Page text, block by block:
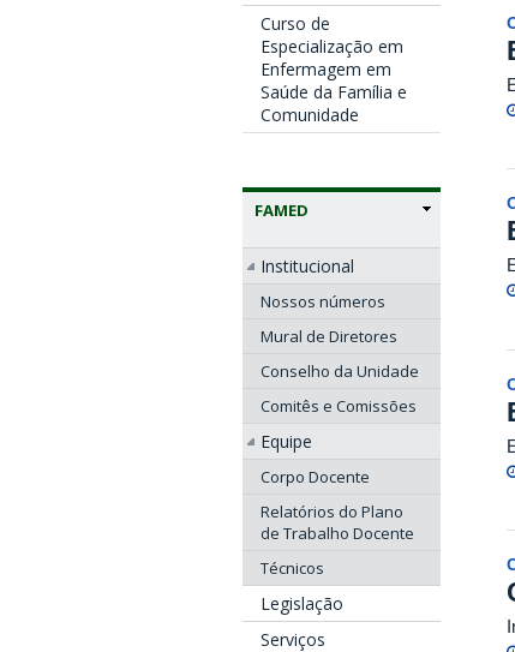
Curso de
Especialização em
Enfermagem em
Saúde da Família e
Comunidade
FAMED
Institucional
Nossos números
Mural de Diretores
Conselho da Unidade
Comitês e Comissões
Equipe
Corpo Docente
Relatórios do Plano
de Trabalho Docente
Técnicos
Legislação
Serviços